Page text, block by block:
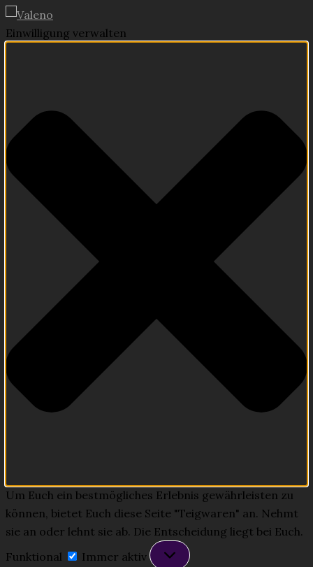
Einwilligung verwalten
Um Euch ein bestmögliches Erlebnis gewährleisten zu
können, bietet Euch diese Seite "Teigwaren" an. Nehmt
sie an oder lehnt sie ab. Die Entscheidung liegt bei Euch.
Funktional
Immer aktiv